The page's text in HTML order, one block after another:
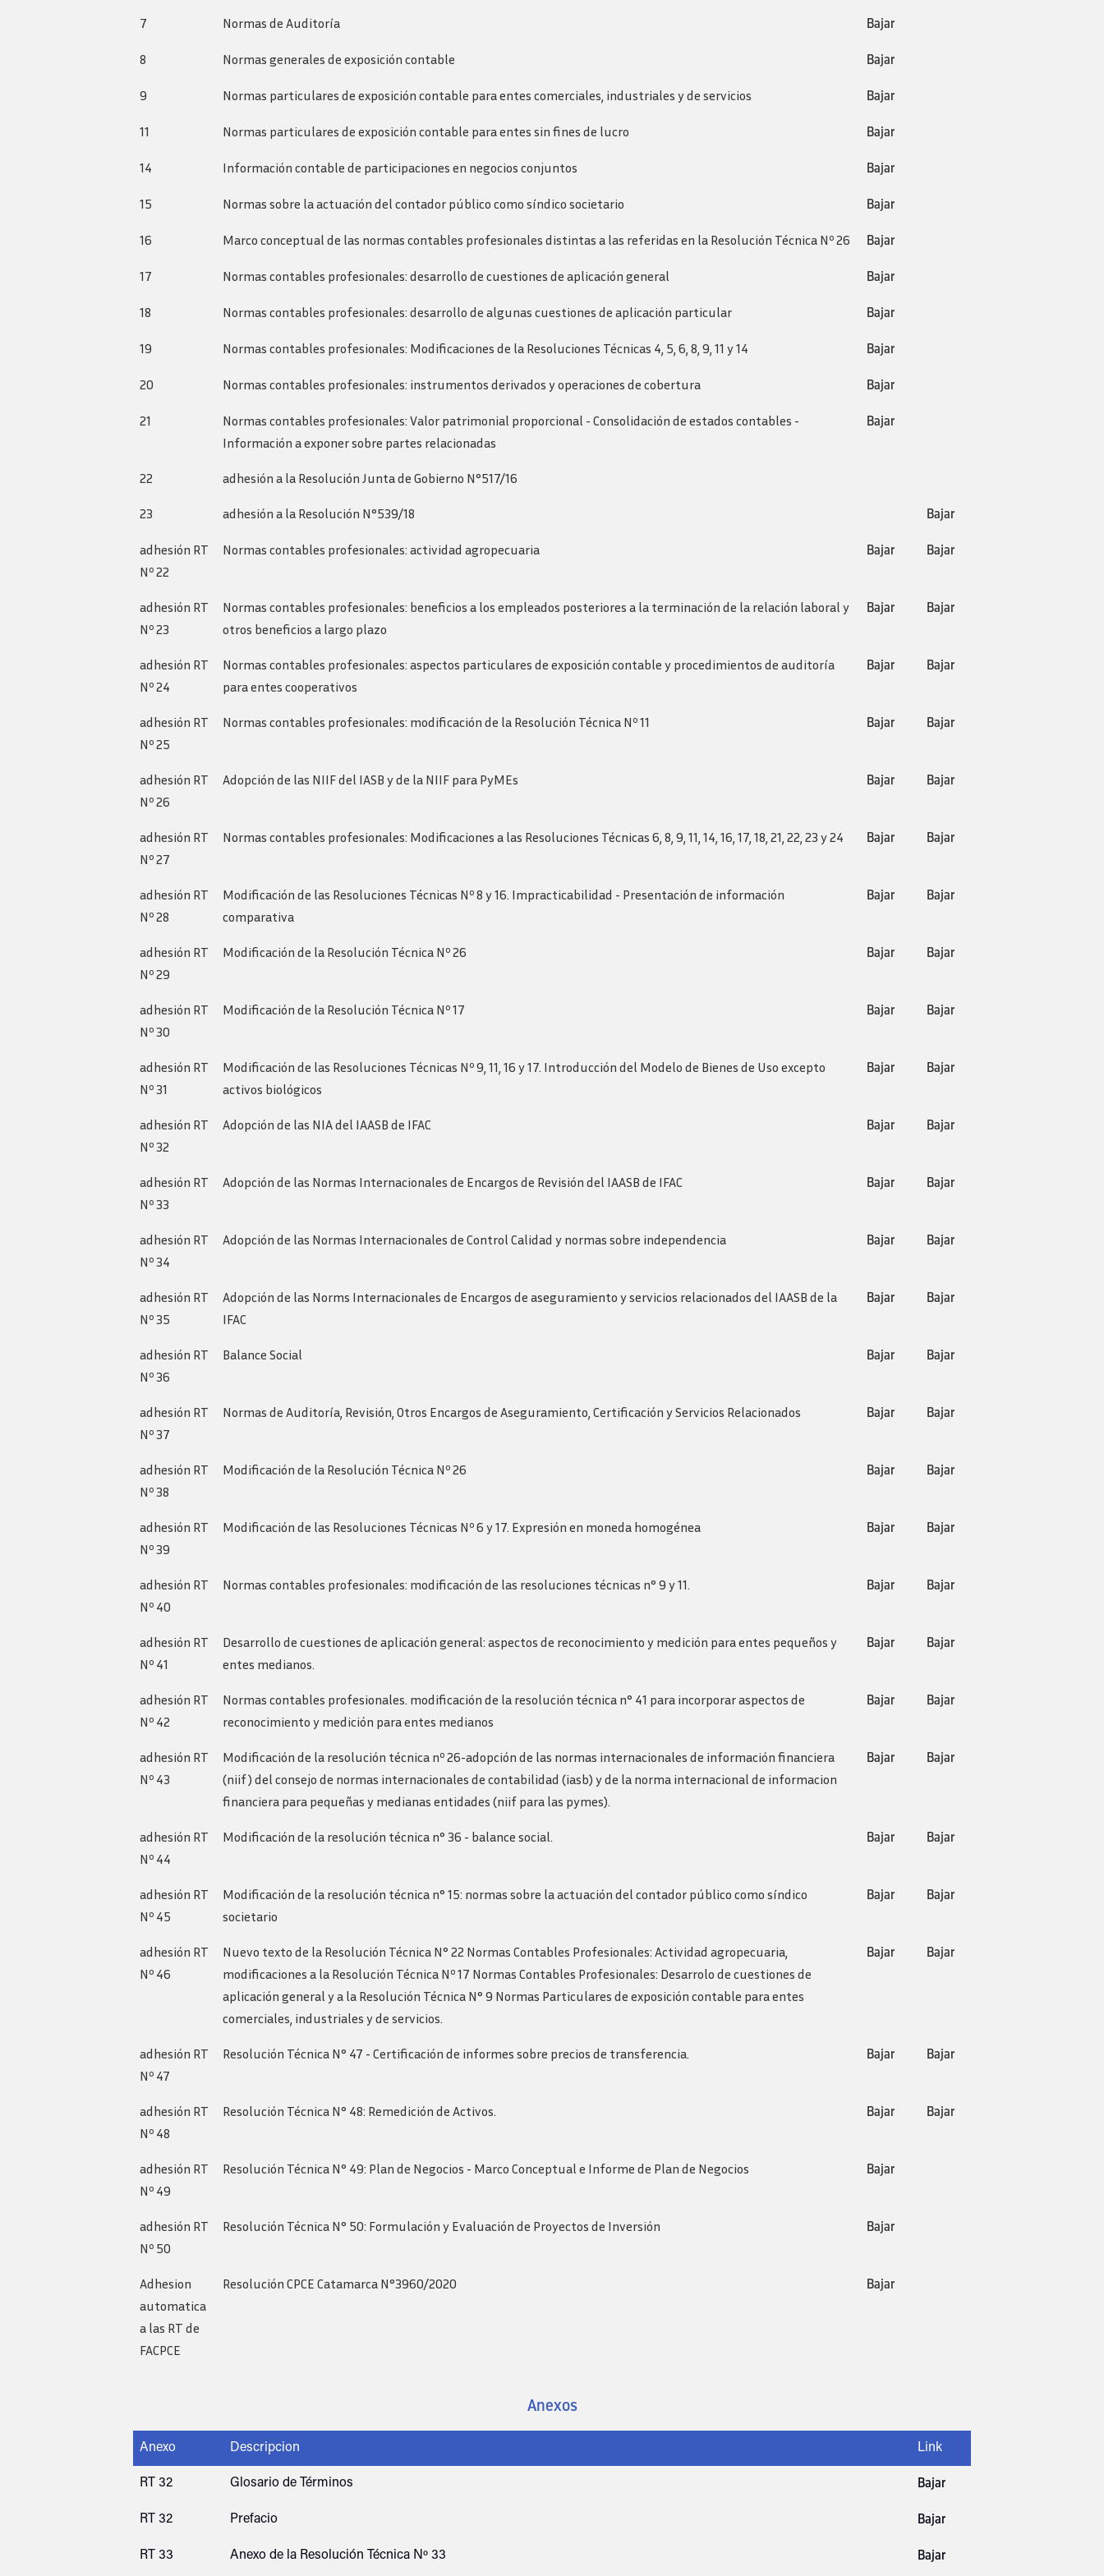
7 Normas de Auditoría Bajar
8 Normas generales de exposición contable Bajar
9 Normas particulares de exposición contable para entes comerciales, industriales y de servicios Bajar
11 Normas particulares de exposición contable para entes sin fines de lucro Bajar
14 Información contable de participaciones en negocios conjuntos Bajar
15 Normas sobre la actuación del contador público como síndico societario Bajar
16 Marco conceptual de las normas contables profesionales distintas a las referidas en la Resolución Técnica Nº 26 Bajar
17 Normas contables profesionales: desarrollo de cuestiones de aplicación general Bajar
18 Normas contables profesionales: desarrollo de algunas cuestiones de aplicación particular Bajar
19 Normas contables profesionales: Modificaciones de la Resoluciones Técnicas 4, 5, 6, 8, 9, 11 y 14 Bajar
20 Normas contables profesionales: instrumentos derivados y operaciones de cobertura Bajar
21
Normas contables profesionales: Valor patrimonial proporcional - Consolidación de estados contables -
Información a exponer sobre partes relacionadas
Bajar
22 adhesión a la Resolución Junta de Gobierno N°517/16
23 adhesión a la Resolución N°539/18 Bajar
adhesión RT
Nº 22
Normas contables profesionales: actividad agropecuaria Bajar Bajar
adhesión RT
Nº 23
Normas contables profesionales: beneficios a los empleados posteriores a la terminación de la relación laboral y
otros beneficios a largo plazo
Bajar Bajar
adhesión RT
Nº 24
Normas contables profesionales: aspectos particulares de exposición contable y procedimientos de auditoría
para entes cooperativos
Bajar Bajar
adhesión RT
Nº 25
Normas contables profesionales: modificación de la Resolución Técnica Nº 11 Bajar Bajar
adhesión RT
Nº 26
Adopción de las NIIF del IASB y de la NIIF para PyMEs Bajar Bajar
adhesión RT
Nº 27
Normas contables profesionales: Modificaciones a las Resoluciones Técnicas 6, 8, 9, 11, 14, 16, 17, 18, 21, 22, 23 y 24 Bajar Bajar
adhesión RT
Nº 28
Modificación de las Resoluciones Técnicas Nº 8 y 16. Impracticabilidad - Presentación de información
comparativa
Bajar Bajar
adhesión RT
Nº 29
Modificación de la Resolución Técnica Nº 26 Bajar Bajar
adhesión RT
Nº 30
Modificación de la Resolución Técnica Nº 17 Bajar Bajar
adhesión RT
Nº 31
Modificación de las Resoluciones Técnicas Nº 9, 11, 16 y 17. Introducción del Modelo de Bienes de Uso excepto
activos biológicos
Bajar Bajar
adhesión RT
Nº 32
Adopción de las NIA del IAASB de IFAC Bajar Bajar
adhesión RT
Nº 33
Adopción de las Normas Internacionales de Encargos de Revisión del IAASB de IFAC Bajar Bajar
adhesión RT
Nº 34
Adopción de las Normas Internacionales de Control Calidad y normas sobre independencia Bajar Bajar
adhesión RT
Nº 35
Adopción de las Norms Internacionales de Encargos de aseguramiento y servicios relacionados del IAASB de la
IFAC
Bajar Bajar
adhesión RT
Nº 36
Balance Social Bajar Bajar
adhesión RT
Nº 37
Normas de Auditoría, Revisión, Otros Encargos de Aseguramiento, Certificación y Servicios Relacionados Bajar Bajar
adhesión RT
Nº 38
Modificación de la Resolución Técnica Nº 26 Bajar Bajar
adhesión RT
Nº 39
Modificación de las Resoluciones Técnicas Nº 6 y 17. Expresión en moneda homogénea Bajar Bajar
adhesión RT
Nº 40
Normas contables profesionales: modificación de las resoluciones técnicas n° 9 y 11. Bajar Bajar
adhesión RT
Nº 41
Desarrollo de cuestiones de aplicación general: aspectos de reconocimiento y medición para entes pequeños y
entes medianos.
Bajar Bajar
adhesión RT
Nº 42
Normas contables profesionales. modificación de la resolución técnica n° 41 para incorporar aspectos de
reconocimiento y medición para entes medianos
Bajar Bajar
adhesión RT
Nº 43
Modificación de la resolución técnica nº 26-adopción de las normas internacionales de información financiera
(niif) del consejo de normas internacionales de contabilidad (iasb) y de la norma internacional de informacion
financiera para pequeñas y medianas entidades (niif para las pymes).
Bajar Bajar
adhesión RT
Nº 44
Modificación de la resolución técnica n° 36 - balance social. Bajar Bajar
adhesión RT
Nº 45
Modificación de la resolución técnica n° 15: normas sobre la actuación del contador público como síndico
societario
Bajar Bajar
adhesión RT
Nº 46
Nuevo texto de la Resolución Técnica N° 22 Normas Contables Profesionales: Actividad agropecuaria,
modificaciones a la Resolución Técnica Nº 17 Normas Contables Profesionales: Desarrolo de cuestiones de
aplicación general y a la Resolución Técnica N° 9 Normas Particulares de exposición contable para entes
comerciales, industriales y de servicios.
Bajar Bajar
adhesión RT
Nº 47
Resolución Técnica N° 47 - Certificación de informes sobre precios de transferencia. Bajar Bajar
adhesión RT
Nº 48
Resolución Técnica N° 48: Remedición de Activos. Bajar Bajar
adhesión RT
Nº 49
Resolución Técnica N° 49: Plan de Negocios - Marco Conceptual e Informe de Plan de Negocios Bajar
adhesión RT
Nº 50
Resolución Técnica N° 50: Formulación y Evaluación de Proyectos de Inversión Bajar
Adhesion
automatica
a las RT de
FACPCE
Resolución CPCE Catamarca N°3960/2020 Bajar
Anexos
Anexo Descripcion Link
RT 32 Glosario de Términos Bajar
RT 32 Prefacio Bajar
RT 33 Anexo de la Resolución Técnica Nº 33 Bajar